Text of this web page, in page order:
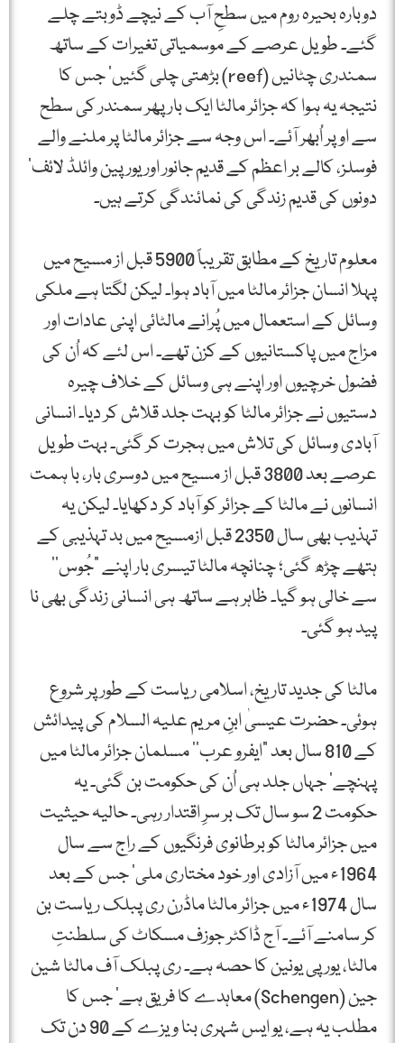
دوبارہ بحیرہ روم میں سطحِ آب کے نیچے ڈوبتے چلے
گئے۔ طویل عرصے کے موسمیاتی تغیرات کے ساتھ
سمندری چٹانیں (reef) بڑھتی چلی گئیں‘ جس کا
نتیجہ یہ ہوا کہ جزائر مالٹا ایک بار پھر سمندر کی سطح
سے اوپر اُبھر آئے۔ اس وجہ سے جزائر مالٹا پر ملنے والے
فوسلز، کالے بر اعظم کے قدیم جانور اور یورپین وائلڈ لائف‘
دونوں کی قدیم زندگی کی نمائندگی کرتے ہیں۔
معلوم تاریخ کے مطابق تقریباً 5900 قبل از مسیح میں
پہلا انسان جزائر مالٹا میں آباد ہوا۔ لیکن لگتا ہے ملکی
وسائل کے استعمال میں پُرانے مالٹائی اپنی عادات اور
مزاج میں پاکستانیوں کے کزن تھے۔ اس لئے کہ اُن کی
فضول خرچیوں اور اپنے ہی وسائل کے خلاف چیرہ
دستیوں نے جزائر مالٹا کو بہت جلد قلاش کر دیا۔ انسانی
آبادی وسائل کی تلاش میں ہجرت کر گئی۔ بہت طویل
عرصے بعد 3800 قبل از مسیح میں دوسری بار، با ہمت
انسانوں نے مالٹا کے جزائر کو آباد کر دکھایا۔ لیکن یہ
تہذیب بھی سال 2350 قبل ازمسیح میں بد تہذیبی کے
ہتھے چڑھ گئی؛ چنانچہ مالٹا تیسری بار اپنے ”جُوس‘‘
سے خالی ہو گیا۔ ظاہر ہے ساتھ ہی انسانی زندگی بھی نا
پید ہو گئی۔
مالٹا کی جدید تاریخ، اسلامی ریاست کے طور پر شروع
ہوئی۔ حضرت عیسیٰ ابنِ مریم علیہ السلام کی پیدائش
کے 810 سال بعد ”ایفرو عرب‘‘ مسلمان جزائر مالٹا میں
پہنچے‘ جہاں جلد ہی اُن کی حکومت بن گئی۔ یہ
حکومت 2 سو سال تک بر سرِ اقتدار رہی۔ حالیہ حیثیت
میں جزائر مالٹا کو برطانوی فرنگیوں کے راج سے سال
1964ء میں آزادی اور خود مختاری ملی‘ جس کے بعد
سال 1974ء میں جزائر مالٹا ماڈرن ری پبلک ریاست بن
کر سامنے آئے۔ آج ڈاکٹر جوزف مسکاٹ کی سلطنتِ
مالٹا، یورپی یونین کا حصہ ہے۔ ری پبلک آف مالٹا شین
جین (Schengen) معاہدے کا فریق ہے‘ جس کا
مطلب یہ ہے، یو ایس شہری بنا ویزے کے 90 دن تک